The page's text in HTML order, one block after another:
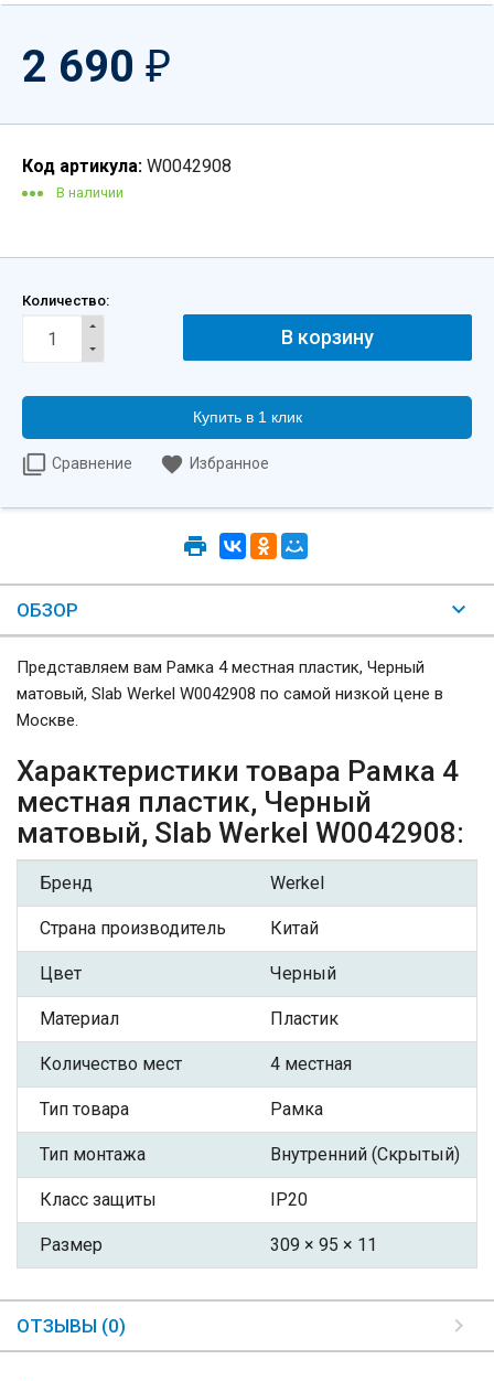
2 690 ₽
Код артикула: W0042908
В наличии
Количество:
Купить в 1 клик
Сравнение Избранное
ОБЗОР
Представляем вам Рамка 4 местная пластик, Черный
матовый, Slab Werkel W0042908 по самой низкой цене в
Москве.
Характеристики товара Рамка 4
местная пластик, Черный
матовый, Slab Werkel W0042908:
Бренд Werkel
Страна производитель Китай
Цвет Черный
Материал Пластик
Количество мест 4 местная
Тип товара Рамка
Тип монтажа Внутренний (Скрытый)
Класс защиты IP20
Размер 309 × 95 × 11
ОТЗЫВЫ (0)